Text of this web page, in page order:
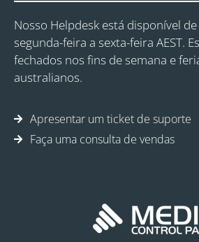
Nosso Helpdesk está disponível
segunda-feira a sexta-feira AEST.
fechados nos fins de semana e
australianos.
Apresentar um ticket de suporte
Faça uma consulta de vendas